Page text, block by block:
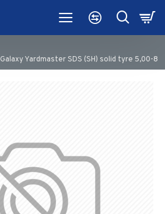
Galaxy Yardmaster SDS (SH) solid tyre 5,00-8